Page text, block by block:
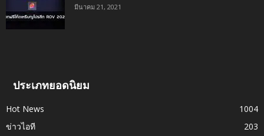
มีนาคม 21, 2021
ประเภทยอดนิยม
Hot News
1004
ข่าวไอที
203